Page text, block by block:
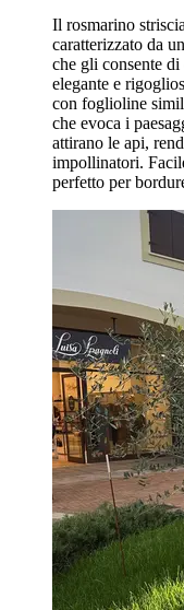
Il rosmarino
caratterizzato da
che gli consente
elegante e
con foglioline
che evoca i
attirano le api,
impollinatori.
perfetto per